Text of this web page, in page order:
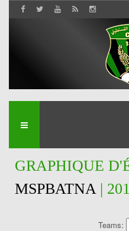
GRAPHIQUE
MSPBATNA|
Teams: